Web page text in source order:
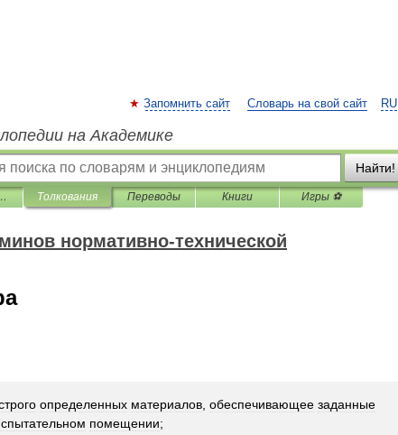
RU
Запомнить сайт Словарь на свой сайт
на Академике
Найти!
технической документации Толкования Переводы Книги Игры ⚽
нормативно-технической
определенных материалов обеспечивающее заданные
помещении;